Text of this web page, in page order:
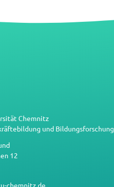
Chemnitz
und Bildungsforschung
12
chemnitz.de